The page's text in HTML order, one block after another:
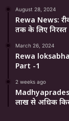
August 28, 2024
Rewa News:
तक के लिए निरस्त
March 26, 2024
Rewa loksabha :
Part -1
2 weeks ago
लाख से अधिक